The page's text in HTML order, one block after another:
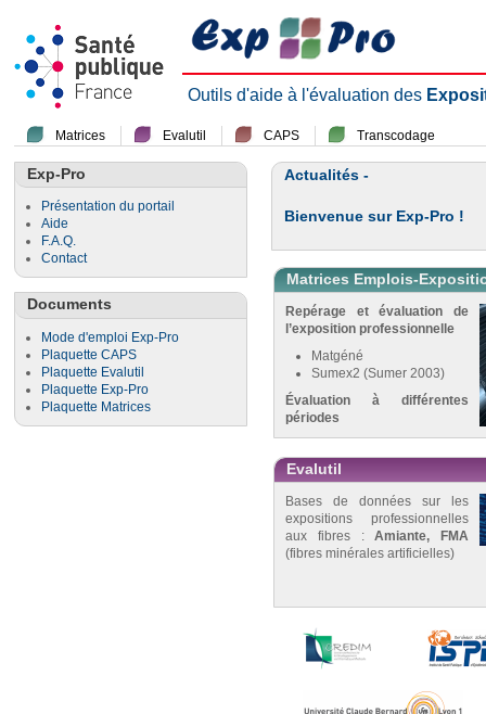
Outils d'aide à l'évaluation des
Matrices Evalutil CAPS Transcodage
Exp-Pro
Présentation du portail
Aide
F.A.Q.
Contact
Documents
Mode d'emploi Exp-Pro
Plaquette CAPS
Plaquette Evalutil
Plaquette Exp-Pro
Plaquette Matrices
Actualités -
Bienvenue sur Exp-Pro !
Matrices Emplois-
Repérage et évaluation de
l’exposition professionnelle
Matgéné
Sumex2 (Sumer 2003)
Évaluation à différentes
périodes
Evalutil
Bases de données sur les
expositions professionnelles
aux fibres :Amiante, FMA
(fibres minérales artificielles)